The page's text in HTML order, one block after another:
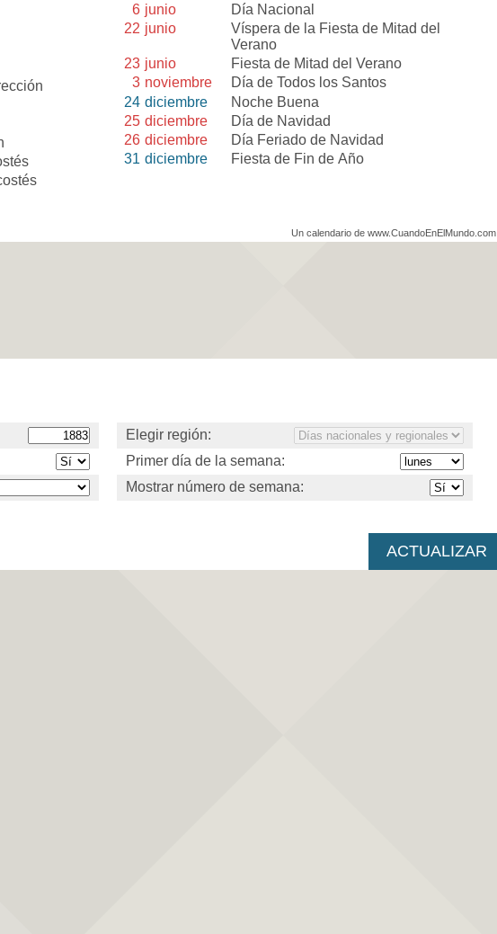
6 junio
Día Nacional
22 junio
Víspera de la Fiesta de Mitad del
Verano
23 junio
Fiesta de Mitad del Verano
3 noviembre
Día de Todos los Santos
24 diciembre
Noche Buena
25 diciembre
Día de Navidad
26 diciembre
Día Feriado de Navidad
31 diciembre Fiesta de Fin de Año
Un calendario de www.CuandoEnElMundo.com
Elegir región:
Primer día de la semana:
Mostrar número de semana: